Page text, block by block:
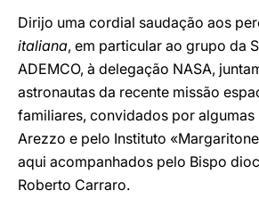
Dirijo uma cordial saudação aos
italiana, em particular ao grupo da
ADEMCO, à delegação NASA,
astronautas da recente missão
familiares, convidados por
Arezzo e pelo Instituto
aqui acompanhados pelo Bispo
Roberto Carraro.